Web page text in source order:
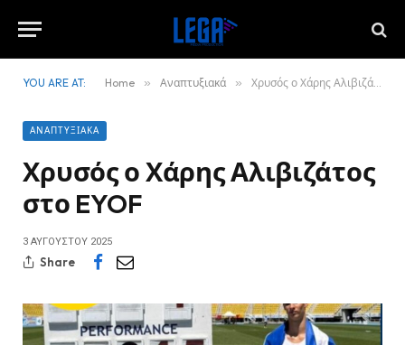
YOU ARE AT: Home » Αναπτυξιακά » Χρυσός ο Χάρης Αλιβιζάτος στο EYOF
ΑΝΑΠΤΥΞΙΑΚΆ
Χρυσός ο Χάρης Αλιβιζάτος
στο EYOF
3 ΑΥΓΟΎΣΤΟΥ 2025
Share